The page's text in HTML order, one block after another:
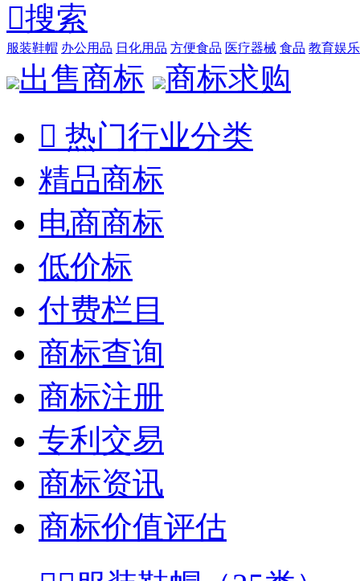
搜索
服装鞋帽 办公用品 日化用品 方便食品 医疗器械 食品 教育娱乐
出售商标
商标求购
 热门行业分类
精品商标
电商商标
低价标
付费栏目
商标查询
商标注册
专利交易
商标资讯
商标价值评估